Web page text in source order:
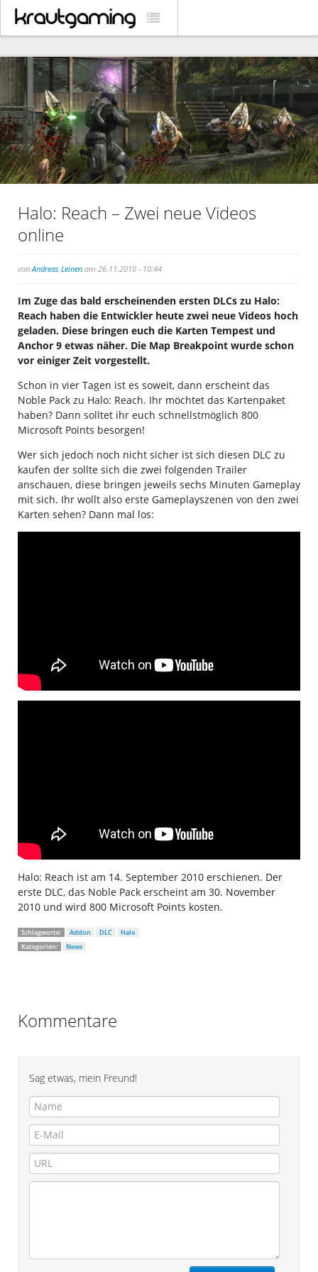
Halo: Reach – Zwei neue Videos
online
vonAndreas Leinen am 26.11.2010 - 10:44
Im Zuge das bald erscheinenden ersten DLCs zu Halo:
Reach haben die Entwickler heute zwei neue Videos hoch
geladen. Diese bringen euch die Karten Tempest und
Anchor 9 etwas näher. Die Map Breakpoint wurde schon
vor einiger Zeit vorgestellt.
Schon in vier Tagen ist es soweit, dann erscheint das
Noble Pack zu Halo: Reach. Ihr möchtet das Kartenpaket
haben? Dann solltet ihr euch schnellstmöglich 800
Microsoft Points besorgen!
Wer sich jedoch noch nicht sicher ist sich diesen DLC zu
kaufen der sollte sich die zwei folgenden Trailer
anschauen, diese bringen jeweils sechs Minuten Gameplay
mit sich. Ihr wollt also erste Gameplayszenen von den zwei
Karten sehen? Dann mal los:
Halo: Reach ist am 14. September 2010 erschienen. Der
erste DLC, das Noble Pack erscheint am 30. November
2010 und wird 800 Microsoft Points kosten.
Schlagworte: Addon DLC
Halo
Kategorien:
News
Kommentare
Sag etwas, mein Freund!